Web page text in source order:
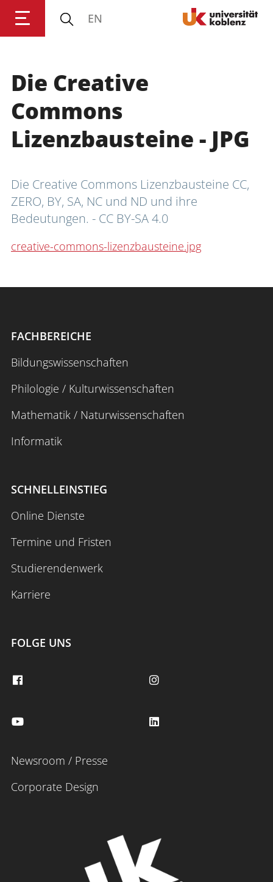
Anmelden Impressum
EN
Die Creative
Commons
Lizenzbausteine - JPG
Die Creative Commons Lizenzbausteine CC,
ZERO, BY, SA, NC und ND und ihre
Bedeutungen. - CC BY-SA 4.0
creative-commons-lizenzbausteine.jpg
FACHBEREICHE
Bildungswissenschaften
Philologie / Kulturwissenschaften
Mathematik / Naturwissenschaften
Informatik
SCHNELLEINSTIEG
Online Dienste
Termine und Fristen
Studierendenwerk
Karriere
FOLGE UNS
Newsroom / Presse
Corporate Design